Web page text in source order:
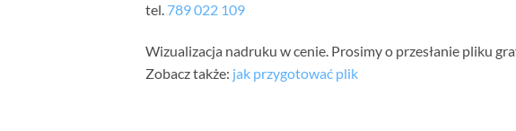
tel. 789 022 109
Wizualizacja nadruku w cenie. Prosimy o przesłanie pliku
Zobacz także: jak przygotować plik